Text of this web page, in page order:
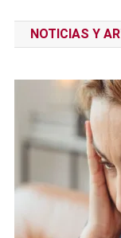
de
entradas
NOTICIAS Y